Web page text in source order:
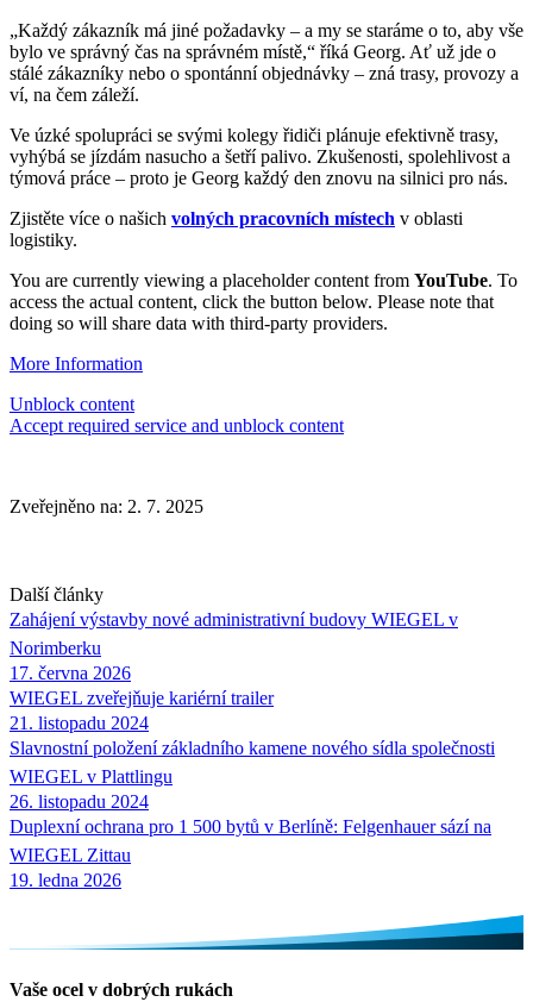
„Každý zákazník má jiné požadavky – a my se staráme o to, aby vše
bylo ve správný čas na správném místě,“ říká Georg. Ať už jde o
stálé zákazníky nebo o spontánní objednávky – zná trasy, provozy a
ví, na čem záleží.
Ve úzké spolupráci se svými kolegy řidiči plánuje efektivně trasy,
vyhýbá se jízdám nasucho a šetří palivo. Zkušenosti, spolehlivost a
týmová práce – proto je Georg každý den znovu na silnici pro nás.
Zjistěte více o našich volných pracovních místech v oblasti
logistiky.
You are currently viewing a placeholder content from YouTube. To
access the actual content, click the button below. Please note that
doing so will share data with third-party providers.
More Information
Unblock content
Accept required service and unblock content
Zveřejněno na: 2. 7. 2025
Další články
Zahájení výstavby nové administrativní budovy WIEGEL v
Norimberku
17. června 2026
WIEGEL zveřejňuje kariérní trailer
21. listopadu 2024
Slavnostní položení základního kamene nového sídla společnosti
WIEGEL v Plattlingu
26. listopadu 2024
Duplexní ochrana pro 1 500 bytů v Berlíně: Felgenhauer sází na
WIEGEL Zittau
19. ledna 2026
Vaše ocel v dobrých rukách